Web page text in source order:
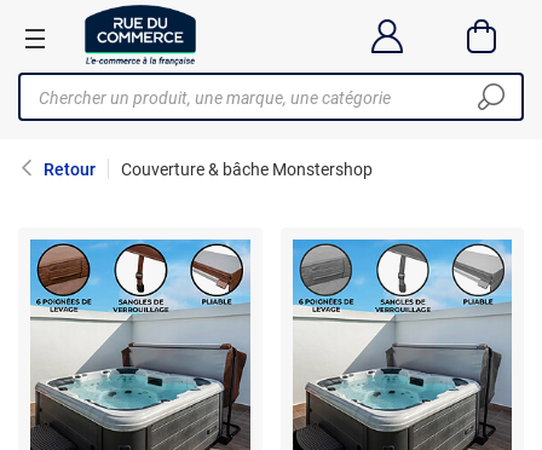
Retour Couverture & bâche Monstershop